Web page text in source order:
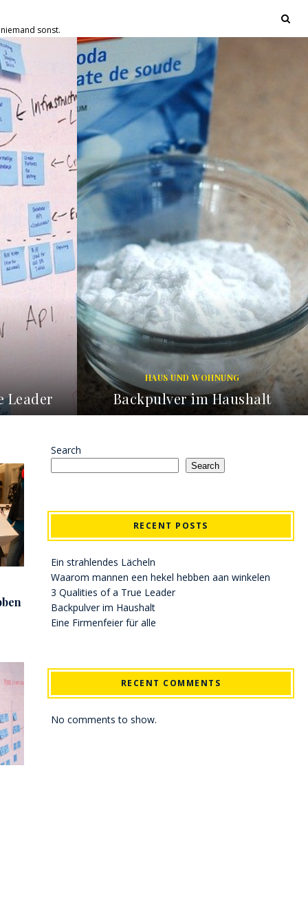
sonst.
FIRMEN
Eine Firmenfeier für alle
Search
Search
RECENT POSTS
Ein strahlendes Lächeln
Waarom mannen een hekel hebben aan winkelen
3 Qualities of a True Leader
Backpulver im Haushalt
Eine Firmenfeier für alle
RECENT COMMENTS
No comments to show.